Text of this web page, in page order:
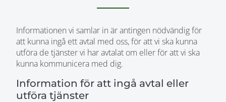
Informationen vi samlar in är antingen nödvändig för
att kunna ingå ett avtal med oss, för att vi ska kunna
utföra de tjänster vi har avtalat om eller för att vi ska
kunna kommunicera med dig.
Information för att ingå avtal eller
utföra tjänster